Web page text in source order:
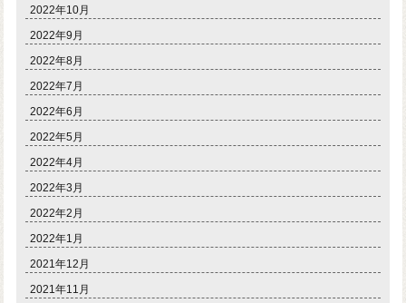
2022年10月
2022年9月
2022年8月
2022年7月
2022年6月
2022年5月
2022年4月
2022年3月
2022年2月
2022年1月
2021年12月
2021年11月